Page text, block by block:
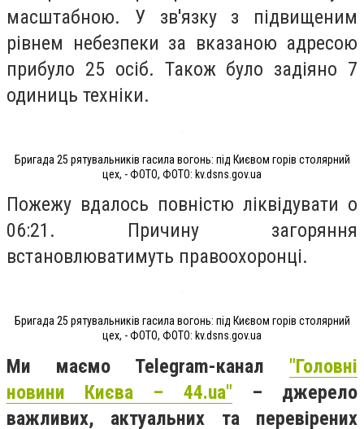
масштабною. У зв'язку з підвищеним
рівнем небезпеки за вказаною адресою
прибуло 25 осіб. Також було задіяно 7
одиниць техніки.
Бригада 25 рятувальників гасила вогонь: під Києвом горів столярний
цех, - ФОТО, ФОТО: kv.dsns.gov.ua
Пожежу вдалось повністю ліквідувати о
06:21. Причину загоряння
встановлюватимуть правоохоронці.
Бригада 25 рятувальників гасила вогонь: під Києвом горів столярний
цех, - ФОТО, ФОТО: kv.dsns.gov.ua
Ми маємо Telegram-канал "Головні
новини Києва – 44.ua" – джерело
важливих, актуальних та перевірених